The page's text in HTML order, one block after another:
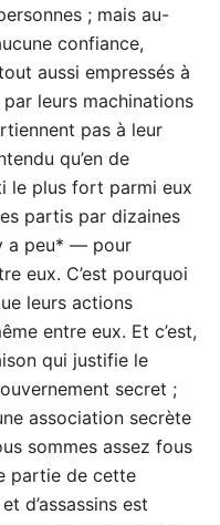
; mais au-
confiance,
aussi empressés à
leurs machinations
pas à leur
qu’en de
le plus fort parmi eux
partis par dizaines
a peu* — pour
eux. C’est pourquoi
leurs actions
entre eux. Et c’est,
qui justifie le
secret ;
association secrète
sommes assez fous
partie de cette
d’assassins est